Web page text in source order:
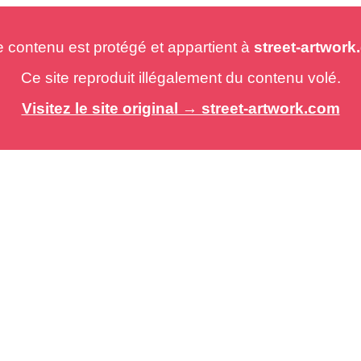
est protégé et appartient à street-
Ce site reproduit illégalement du contenu volé.
Visitez le site original → street-artwork.com